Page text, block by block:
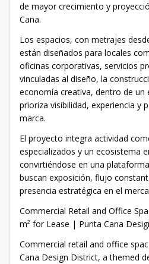
de mayor crecimiento y
Cana.
Los espacios, con metrajes
están diseñados para locales
oficinas corporativas, servicios
vinculadas al diseño, la
economía creativa, dentro de
prioriza visibilidad, experiencia y
marca.
El proyecto integra actividad
especializados y un ecosistema
convirtiéndose en una
buscan exposición, flujo
presencia estratégica en el
Commercial Retail and Office
m² for Lease | Punta Cana
Commercial retail and office
Cana Design District, a themed